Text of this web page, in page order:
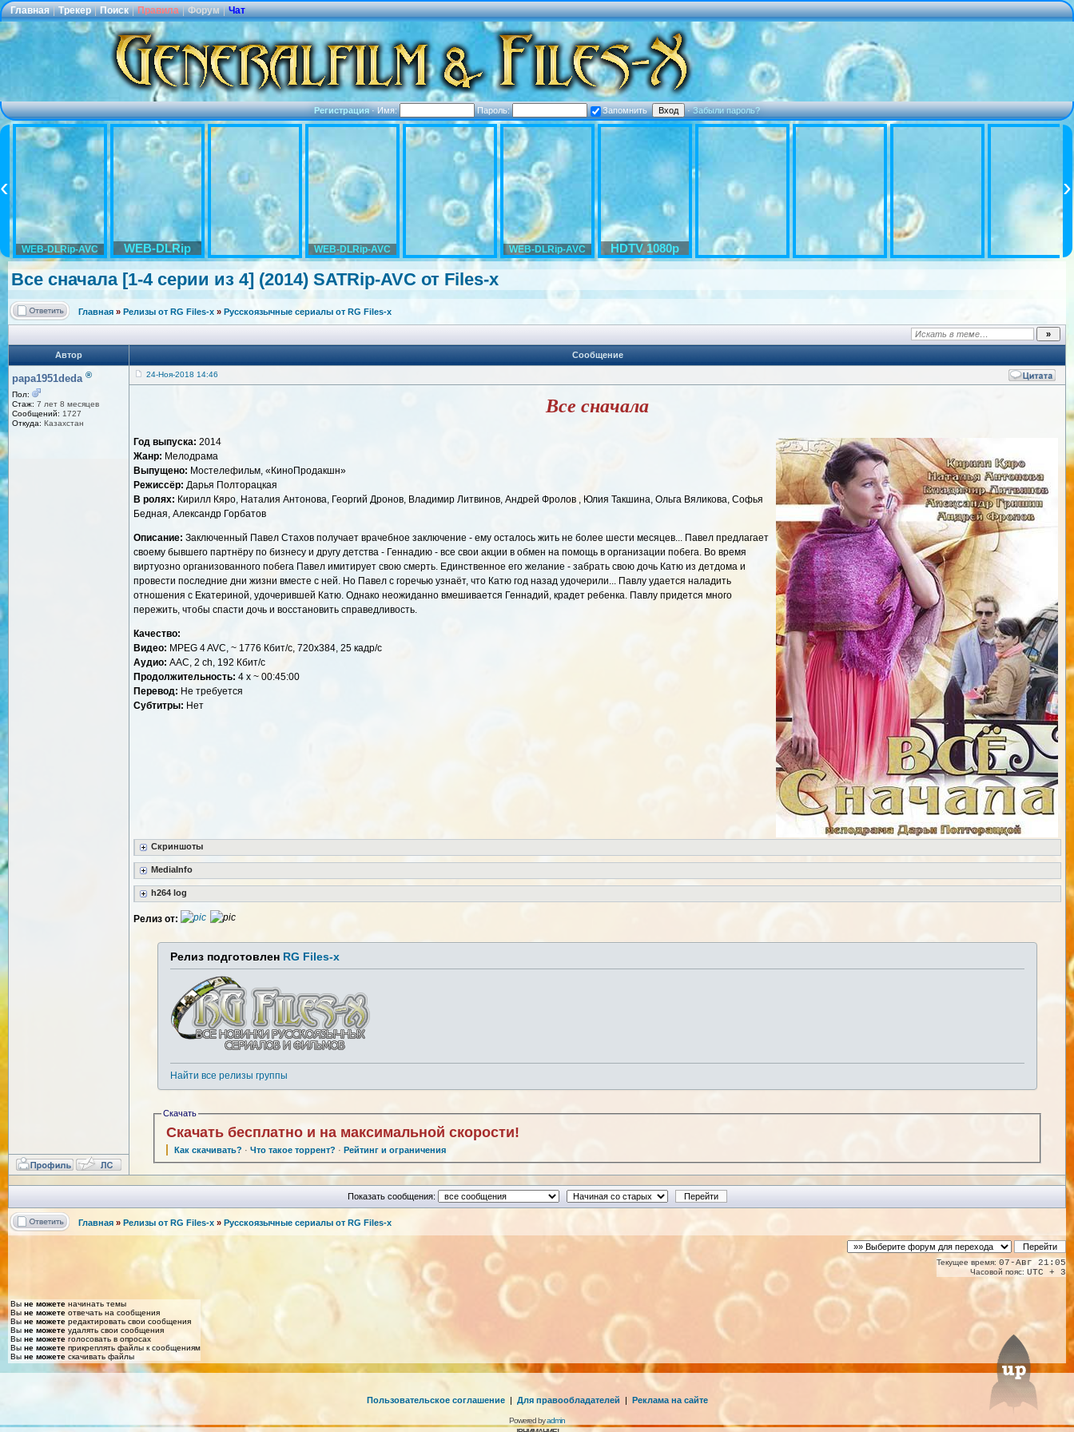
Главная | Трекер | Поиск | Правила | Форум | Чат
Регистрация·Имя: Пароль: Запомнить ·Забыли пароль?
WEB-DLRip-AVC WEB-DLRip WEB-DLRip-AVC WEB-DLRip-AVC HDTV 1080p
Все сначала [1-4 серии из 4] (2014) SATRip-AVC от Files-x
Главная » Релизы от RG Files-x » Русскоязычные сериалы от RG Files-x
Автор Сообщение
papa1951deda ®
Пол:
Стаж: 7 лет 8 месяцев
Сообщений: 1727
Откуда: Казахстан
24-Ноя-2018 14:46
Все сначала
Год выпуска: 2014
Жанр: Мелодрама
Выпущено: Мостелефильм, «КиноПродакшн»
Режиссёр: Дарья Полторацкая
В ролях: Кирилл Кяро, Наталия Антонова, Георгий Дронов, Владимир Литвинов, Андрей Фролов , Юлия Такшина, Ольга Вяликова, Софья
Бедная, Александр Горбатов
Описание: Заключенный Павел Стахов получает врачебное заключение - ему осталось жить не более шести месяцев... Павел предлагает
своему бывшего партнёру по бизнесу и другу детства - Геннадию - все свои акции в обмен на помощь в организации побега. Во время
виртуозно организованного побега Павел имитирует свою смерть. Единственное его желание - забрать свою дочь Катю из детдома и
провести последние дни жизни вместе с ней. Но Павел с горечью узнаёт, что Катю год назад удочерили... Павлу удается наладить
отношения с Екатериной, удочерившей Катю. Однако неожиданно вмешивается Геннадий, крадет ребенка. Павлу придется много
пережить, чтобы спасти дочь и восстановить справедливость.
Качество:
Видео: MPEG 4 AVC, ~ 1776 Кбит/с, 720x384, 25 кадр/с
Аудио: AAC, 2 ch, 192 Кбит/с
Продолжительность: 4 x ~ 00:45:00
Перевод: Не требуется
Субтитры: Нет
Скриншоты
MediaInfo
h264 log
Релиз от:
Релиз подготовлен RG Files-x
Найти все релизы группы
Скачать
Скачать бесплатно и на максимальной скорости!
Как скачивать? ·Что такое торрент? · Рейтинг и ограничения
Показать сообщения:
Главная » Релизы от RG Files-x » Русскоязычные сериалы от RG Files-x
Текущее время: 07-Авг 21:05
Часовой пояс: UTC + 3
Вы не можете начинать темы
Вы не можете отвечать на сообщения
Вы не можете редактировать свои сообщения
Вы не можете удалять свои сообщения
Вы не можете голосовать в опросах
Вы не можете прикреплять файлы к сообщениям
Вы не можете скачивать файлы
Пользовательское соглашение | Для правообладателей | Реклама на сайте
Powered byadmin